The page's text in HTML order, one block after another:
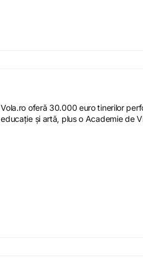
Vola.ro oferă 30.000 euro tinerilor
educație și artă, plus o Academie de